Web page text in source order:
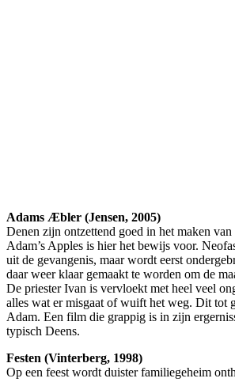
Adams Æbler (Jensen, 2005)
Denen zijn ontzettend goed in het maken van
Adam’s Apples is hier het bewijs voor.
uit de gevangenis, maar wordt eerst
daar weer klaar gemaakt te worden om de
De priester Ivan is vervloekt met heel veel
alles wat er misgaat of wuift het weg. Dit tot
Adam. Een film die grappig is in zijn
typisch Deens.
Festen (Vinterberg, 1998)
Op een feest wordt duister familiegeheim